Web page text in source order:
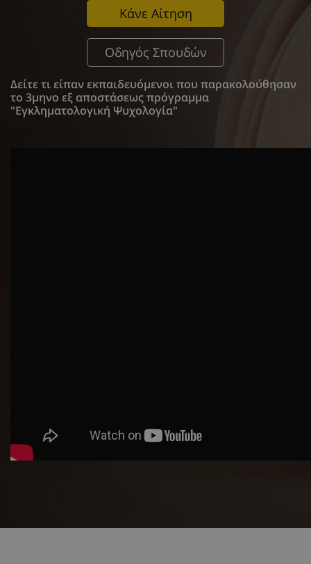
Κάνε Αίτηση
Οδηγός Σπουδών
Δείτε τι είπαν εκπαιδευόμενοι που παρακολούθησαν
το 3μηνο εξ αποστάσεως πρόγραμμα
"Εγκληματολογική Ψυχολογία"